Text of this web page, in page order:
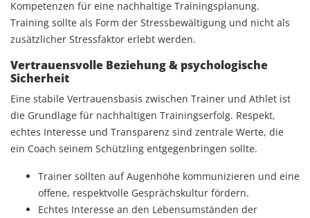
Kompetenzen für eine nachhaltige Trainingsplanung.
Training sollte als Form der Stressbewältigung und nicht als
zusätzlicher Stressfaktor erlebt werden.
Vertrauensvolle Beziehung & psychologische
Sicherheit
Eine stabile Vertrauensbasis zwischen Trainer und Athlet ist
die Grundlage für nachhaltigen Trainingserfolg. Respekt,
echtes Interesse und Transparenz sind zentrale Werte, die
ein Coach seinem Schützling entgegenbringen sollte.
Trainer sollten auf Augenhöhe kommunizieren und eine
offene, respektvolle Gesprächskultur fördern.
Echtes Interesse an den Lebensumständen der